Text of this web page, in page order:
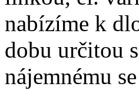
nabízíme k
dobu určitou
nájemnému